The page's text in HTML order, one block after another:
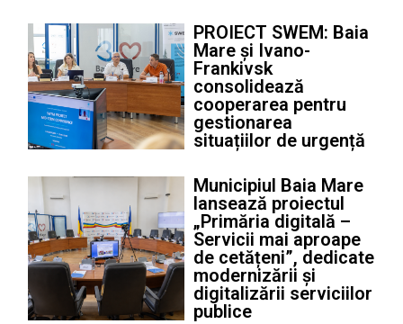
PROIECT SWEM: Baia
Mare și Ivano-
Frankivsk
consolidează
cooperarea pentru
gestionarea
situațiilor de urgență
Municipiul Baia Mare
lansează proiectul
„Primăria digitală –
Servicii mai aproape
de cetățeni”, dedicate
modernizării și
digitalizării serviciilor
publice